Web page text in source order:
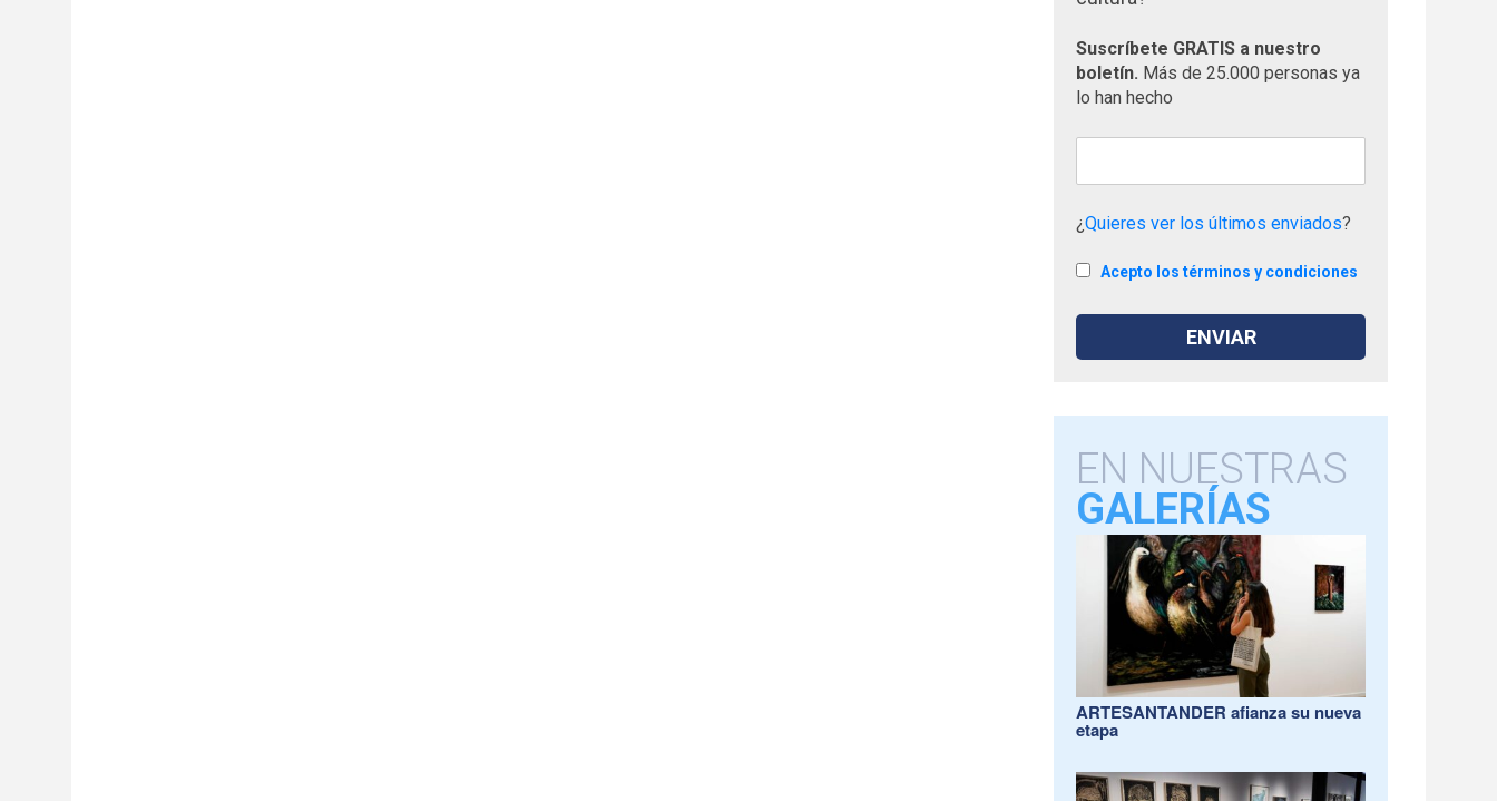
Suscríbete GRATIS a nuestro
boletín. Más de 25.000 personas ya
lo han hecho
¿Quieres ver los últimos enviados?
Acepto los términos y condiciones
EN NUESTRAS
GALERÍAS
ARTESANTANDER afianza su nueva
etapa